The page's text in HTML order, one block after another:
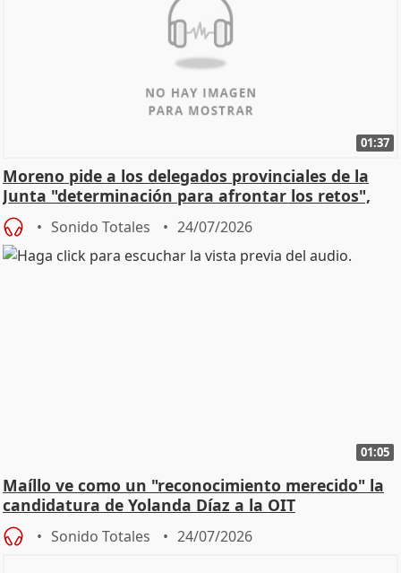
01:37
Moreno pide a los delegados provinciales de la
Junta "determinación para afrontar los retos",
diálog
Sonido Totales 24/07/2026
01:05
Maíllo ve como un "reconocimiento merecido" la
candidatura de Yolanda Díaz a la OIT
Sonido Totales 24/07/2026